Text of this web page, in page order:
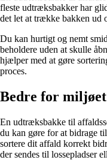
fleste udtræksbakker har
det let at trække bakken ud
Du kan hurtigt og nemt
beholdere uden at skulle
hjælper med at gøre
proces.
Bedre for miljøet
En udtræksbakke til
du kan gøre for at bidrage
sortere dit affald korrekt
der sendes til lossepladser